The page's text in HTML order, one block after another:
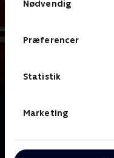
Nødvendig
Præferencer
Statistik
Marketing
Om News & Co.
Veloplagte værter og
for fordybelse og